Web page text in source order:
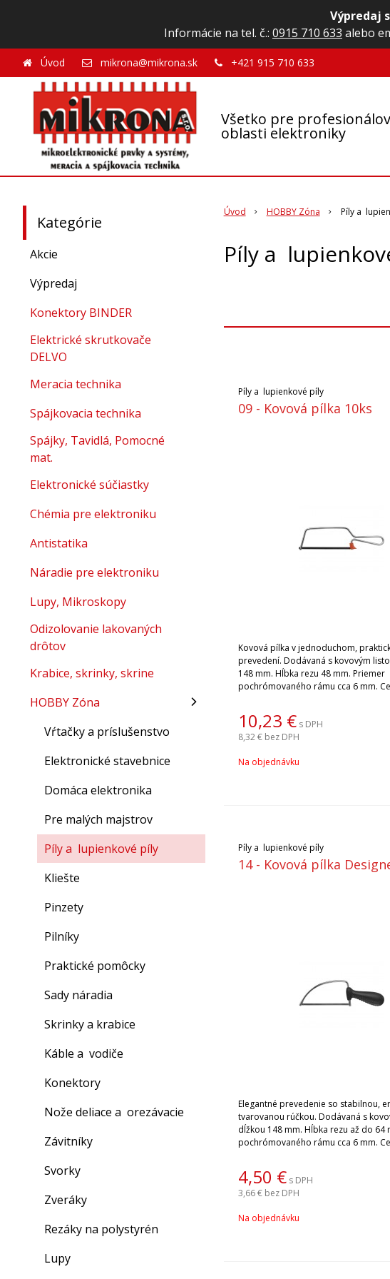
Výpredaj
Informácie na tel. č.: 0915 710 633 alebo
Všetko pre
oblasti elektroniky
Úvod mikrona@mikrona.sk +421 915 710 633
Úvod HOBBY Zóna Píly a
Píly a
Píly a lupienkové píly
09 - Kovová pílka 10ks
Kovová pílka v jednoduchom,
prevedení. Dodávaná s kovovým
148 mm. Hĺbka rezu 48 mm. Priemer
pochrómovaného rámu cca 6 mm.
vyberiete po kliknutí na Súvisiace
Uvedená cena je za 1 balenie /10ks/.
10,23 € s DPH
8,32 € bez DPH
Na objednávku
Píly a lupienkové píly
14 - Kovová pílka
Elegantné prevedenie so stabilnou,
tvarovanou rúčkou. Dodávaná s
dĺžkou 148 mm. Hĺbka rezu až do 64
pochrómovaného rámu cca 6 mm.
vyberiete po kliknutí na Súvisiace
4,50 € s DPH
3,66 € bez DPH
Na objednávku
Kategórie
Akcie
Výpredaj
Konektory BINDER
Elektrické skrutkovače
DELVO
Meracia technika
Spájkovacia technika
Spájky, Tavidlá, Pomocné
mat.
Elektronické súčiastky
Chémia pre elektroniku
Antistatika
Náradie pre elektroniku
Lupy, Mikroskopy
Odizolovanie lakovaných
drôtov
Krabice, skrinky, skrine
HOBBY Zóna
Vŕtačky a príslušenstvo
Elektronické stavebnice
Domáca elektronika
Pre malých majstrov
Píly a lupienkové píly
Kliešte
Pinzety
Pilníky
Praktické pomôcky
Sady náradia
Skrinky a krabice
Káble a vodiče
Konektory
Nože deliace a orezávacie
Závitníky
Svorky
Zveráky
Rezáky na polystyrén
Lupy